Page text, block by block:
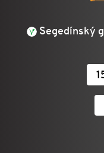
Segedínský